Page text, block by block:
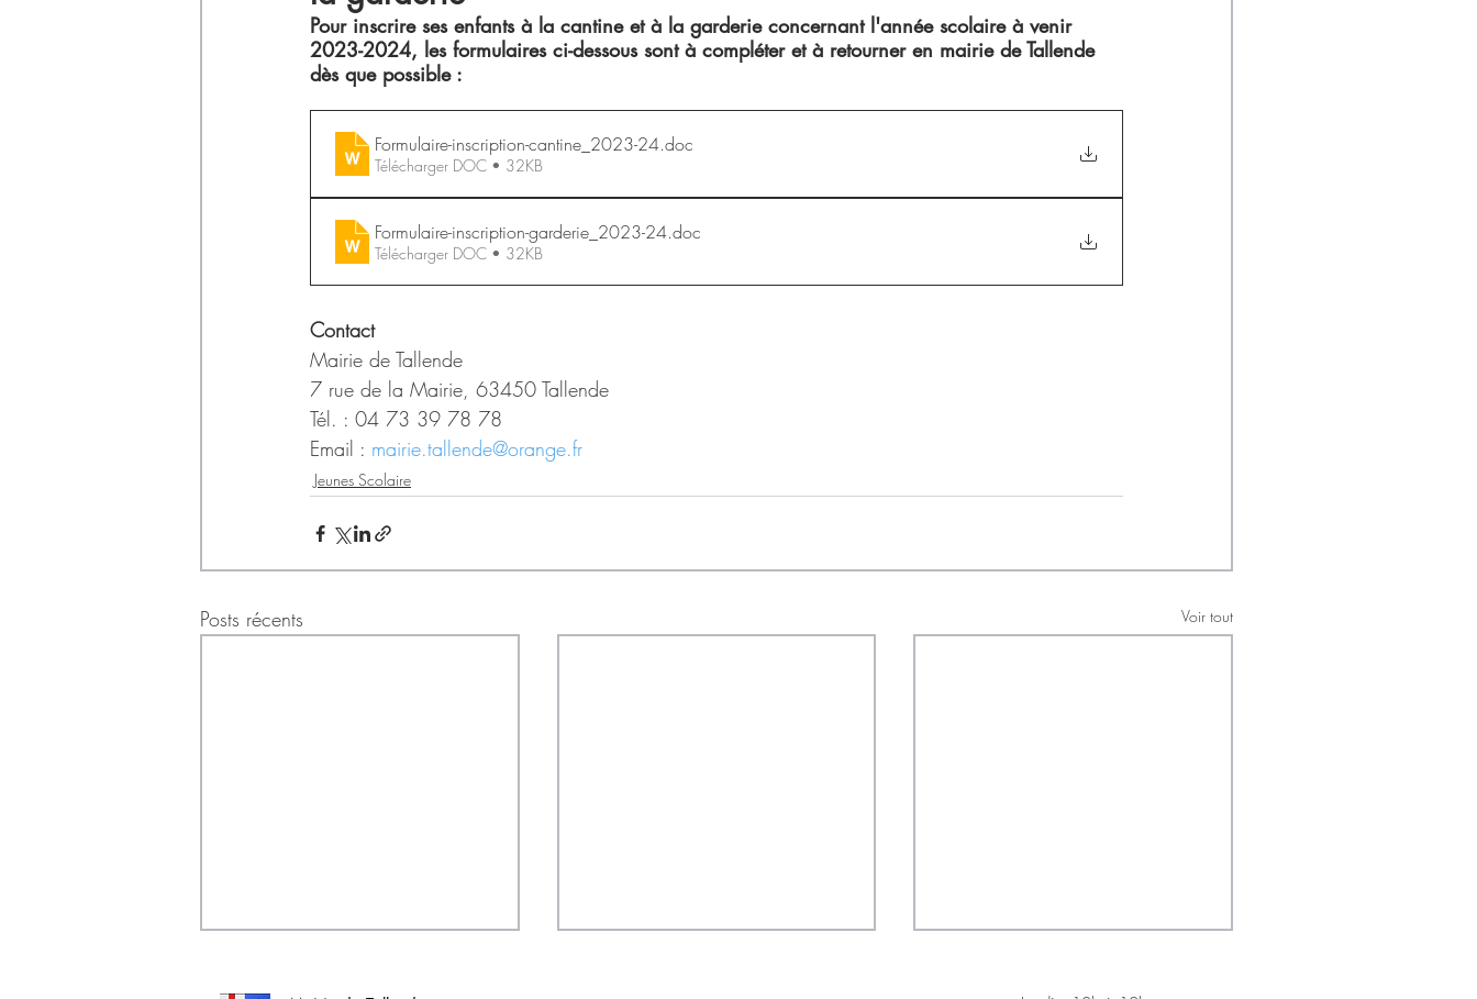
Pour inscrire ses enfants à la cantine et à la garderie concernant l'année scolaire à venir
2023-2024, les formulaires ci-dessous sont à compléter et à retourner en mairie de Tallende
dès que possible :
Formulaire-inscription-cantine_2023-24.doc
Télécharger DOC • 32KB
Formulaire-inscription-garderie_2023-24.doc
Télécharger DOC • 32KB
Contact
Mairie de Tallende
7 rue de la Mairie, 63450 Tallende
Tél. : 04 73 39 78 78​
Email : mairie.tallende@orange.fr
Jeunes Scolaire
Posts récents Voir tout